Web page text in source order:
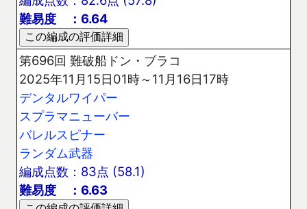
難易度 ：6.64
第696回 難破船ドン・ブラコ
2025年11月15日01時～11月16日17時
デンタルワイパー
スプラマニューバー
バレルスピナー
ランダム武器
編成点数：83点 (58.1)
難易度 ：6.63